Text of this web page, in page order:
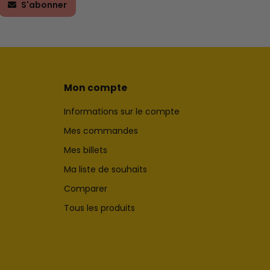
S'abonner
Mon compte
Informations sur le compte
Mes commandes
Mes billets
Ma liste de souhaits
Comparer
Tous les produits